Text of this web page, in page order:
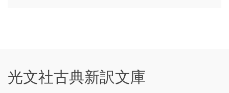
光文社古典新訳文庫